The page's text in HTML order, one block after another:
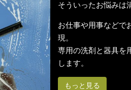
そういったお悩みは
お仕事や用事などで
現。
専用の洗剤と器具を
します。
もっと見る